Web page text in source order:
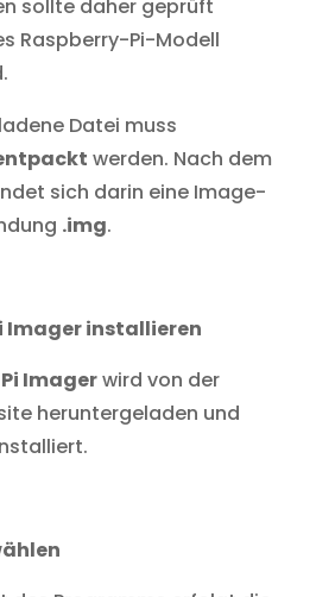
sollte daher geprüft
Raspberry-Pi-Modell
Datei muss
werden. Nach dem
sich darin eine Image-
.img.
Imager installieren
Imagerwird von der
heruntergeladen und